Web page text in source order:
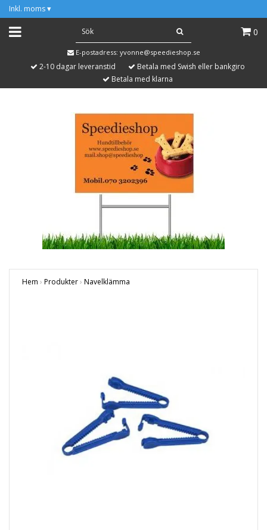
Inkl. moms ▾
0
E-postadress: yvonne@speedieshop.se
2-10 dagar leveranstid
Betala med Swish eller bankgiro
Betala med klarna
Hem › Produkter› Navelklämma